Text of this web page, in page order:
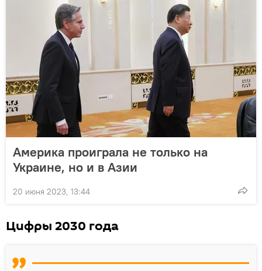
Америка проиграла не только на
Украине, но и в Азии
20 июня 2023, 13:44
Цифры 2030 года